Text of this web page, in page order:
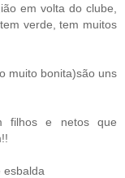
em volta do clube,
verde, tem muitos
muito bonita)são uns
filhos e netos que
esbalda